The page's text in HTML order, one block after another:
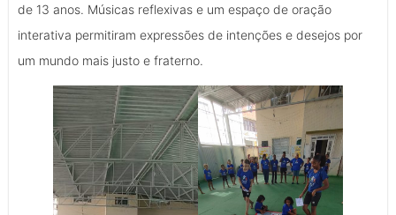
de 13 anos. Músicas reflexivas e um espaço de oração
interativa permitiram expressões de intenções e desejos por
um mundo mais justo e fraterno.